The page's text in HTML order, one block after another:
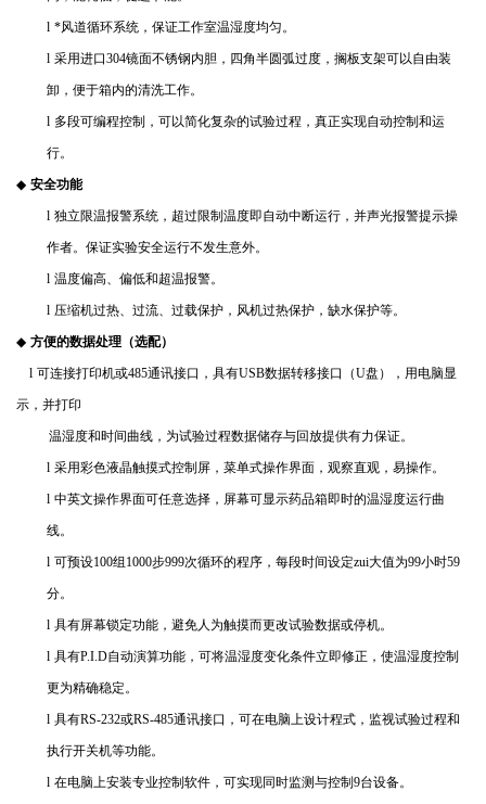
l *风道循环系统，保证工作室温湿度均匀。
l 采用进口304镜面不锈钢内胆，四角半圆弧过度，搁板支架可以自由装
卸，便于箱内的清洗工作。
l 多段可编程控制，可以简化复杂的试验过程，真正实现自动控制和运
行。
◆ 安全功能
l 独立限温报警系统，超过限制温度即自动中断运行，并声光报警提示操
作者。保证实验安全运行不发生意外。
l 温度偏高、偏低和超温报警。
l 压缩机过热、过流、过载保护，风机过热保护，缺水保护等。
◆ 方便的数据处理（选配）
l 可连接打印机或485通讯接口，具有USB数据转移接口（U盘），用电脑显
示，并打印
温湿度和时间曲线，为试验过程数据储存与回放提供有力保证。
l 采用彩色液晶触摸式控制屏，菜单式操作界面，观察直观，易操作。
l 中英文操作界面可任意选择，屏幕可显示药品箱即时的温湿度运行曲
线。
l 可预设100组1000步999次循环的程序，每段时间设定zui大值为99小时59
分。
l 具有屏幕锁定功能，避免人为触摸而更改试验数据或停机。
l 具有P.I.D自动演算功能，可将温湿度变化条件立即修正，使温湿度控制
更为精确稳定。
l 具有RS-232或RS-485通讯接口，可在电脑上设计程式，监视试验过程和
执行开关机等功能。
l 在电脑上安装专业控制软件，可实现同时监测与控制9台设备。